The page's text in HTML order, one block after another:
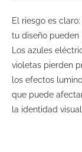
El riesgo es
tu diseño pueden
Los azules
violetas pierden
los efectos
que puede
la identidad